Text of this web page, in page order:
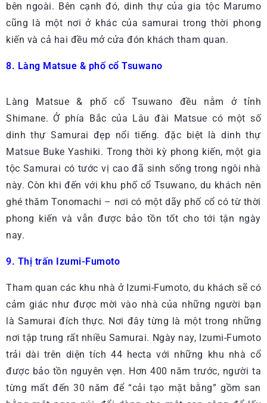
bên ngoài. Bên cạnh đó, dinh thự của gia tộc Marumo
cũng là một nơi ở khác của samurai trong thời phong
kiến và cả hai đều mở cửa đón khách tham quan.
8. Làng Matsue & phố cổ Tsuwano
Làng Matsue & phố cổ Tsuwano đều nằm ở tỉnh
Shimane. Ở phía Bắc của Lâu đài Matsue có một số
dinh thự Samurai đẹp nổi tiếng. đặc biệt là dinh thự
Matsue Buke Yashiki. Trong thời kỳ phong kiến, một gia
tộc Samurai có tước vị cao đã sinh sống trong ngôi nhà
này. Còn khi đến với khu phố cổ Tsuwano, du khách nên
ghé thăm Tonomachi – nơi có một dãy phố cổ có từ thời
phong kiến và vẫn được bảo tồn tốt cho tới tận ngày
nay.
9. Thị trấn Izumi-Fumoto
Tham quan các khu nhà ở Izumi-Fumoto, du khách sẽ có
cảm giác như được mời vào nhà của những người bạn
là Samurai đích thực. Nơi đây từng là một trong những
nơi tập trung rất nhiều Samurai. Ngày nay, Izumi-Fumoto
trải dài trên diện tích 44 hecta với những khu nhà cổ
được bảo tồn nguyên vẹn. Hơn 400 năm trước, người ta
từng mất đến 30 năm để “cải tạo mặt bằng” gồm san